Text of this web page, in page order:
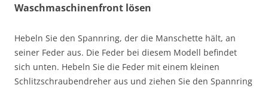
Waschmaschinenfront lösen
Hebeln Sie den Spannring, der die Manschette hält, an
seiner Feder aus. Die Feder bei diesem Modell befindet
sich unten. Hebeln Sie die Feder mit einem kleinen
Schlitzschraubendreher aus und ziehen Sie den Spannring